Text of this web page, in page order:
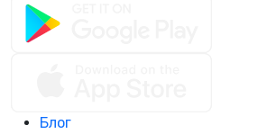
Блог